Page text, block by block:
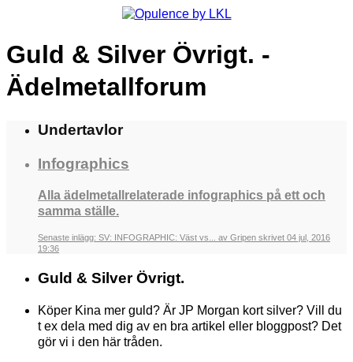
Guld & Silver Övrigt. -
Ädelmetallforum
Undertavlor
Infographics
Alla ädelmetallrelaterade infographics på ett och
samma ställe.
Senaste inlägg: SV: INFOGRAPHIC: Väst vs... av Gripen skrivet 04 jul, 2016
19:36
Guld & Silver Övrigt.
Köper Kina mer guld? Är JP Morgan kort silver? Vill du
t ex dela med dig av en bra artikel eller bloggpost? Det
gör vi i den här tråden.